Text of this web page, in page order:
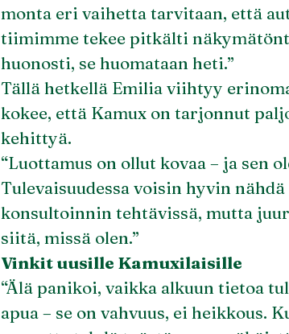
monta eri vaihetta tarvitaan, että
tiimimme tekee pitkälti
huonosti, se huomataan heti.”
Tällä hetkellä Emilia viihtyy
kokee, että Kamux on tarjonnut
kehittyä.
“Luottamus on ollut kovaa – ja sen
Tulevaisuudessa voisin hyvin
konsultoinnin tehtävissä, mutta
siitä, missä olen.”
Vinkit uusille Kamuxilaisille
“Älä panikoi, vaikka alkuun tietoa
apua – se on vahvuus, ei heikkous.